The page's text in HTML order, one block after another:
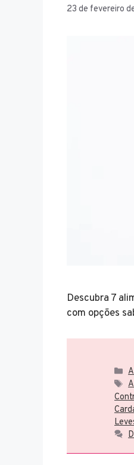
23 de fevereiro
Descubra 7
com opções